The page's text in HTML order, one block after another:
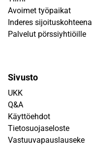
Avoimet työpaikat
Inderes sijoituskohteena
Palvelut pörssiyhtiöille
Sivusto
UKK
Q&A
Käyttöehdot
Tietosuojaseloste
Vastuuvapauslauseke